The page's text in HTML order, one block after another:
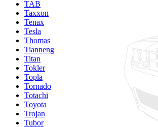
TAB
Taxxon
Tenax
Tesla
Thomas
Tianneng
Titan
Tokler
Topla
Tornado
Totachi
Toyota
Trojan
Tubor